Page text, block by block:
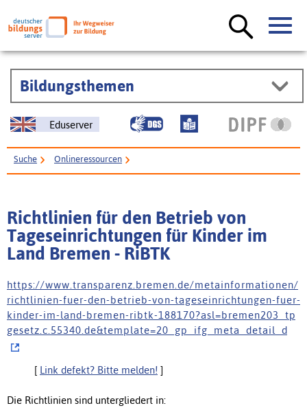
Bildungsthemen
Eduserver
Suche Onlineressourcen
Richtlinien für den Betrieb von
Tageseinrichtungen für Kinder im
Land Bremen - RiBTK
h t t p s : / / w w w . t r a n s p a r e n z . b r e m e n . d e / m e t a i n f o r m a t i o n e n /
r i c h t l i n i e n - f u e r - d e n - b e t r i e b - v o n - t a g e s e i n r i c h t u n g e n - f u e r -
k i n d e r - i m - l a n d - b r e m e n - r i b t k - 1 8 8 1 7 0 ? a s l = b r e m e n 2 0 3 _ t p
g e s e t z . c . 5 5 3 4 0 . d e & t e m p l a t e = 2 0 _ g p _ i f g _ m e t a _ d e t a i l _ d
[ Link defekt? Bitte melden! ]
Die Richtlinien sind untergliedert in: